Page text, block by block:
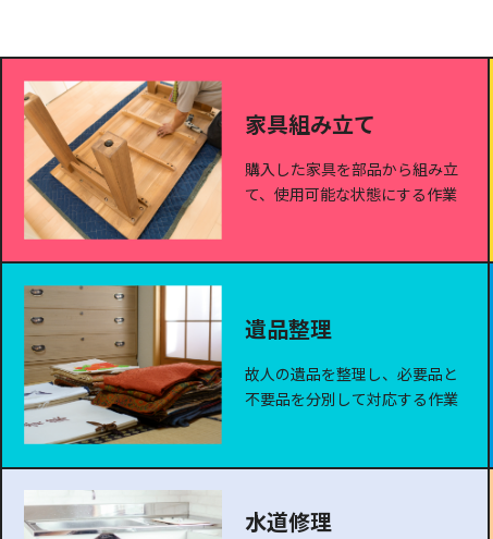
家具組み立て
購入した家具を部品から組み立
て、使用可能な状態にする作業
遺品整理
故人の遺品を整理し、必要品と
不要品を分別して対応する作業
水道修理